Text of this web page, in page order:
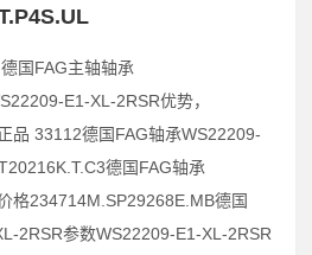
国FAG主轴轴承
E1-XL-2RSR优势，
品 33112德国FAG轴承WS22209-
德国FAG轴承
格234714M.SP29268E.MB德国
2RSR参数WS22209-E1-XL-2RSR